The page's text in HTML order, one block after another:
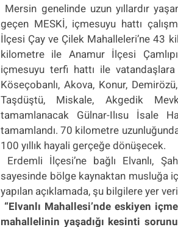
Mersin genelinde uzun yıllardır
geçen MESKİ, içmesuyu hattı
İlçesi Çay ve Çilek Mahalleleri’ne 43
kilometre ile Anamur İlçesi
içmesuyu terfi hattı ile
Köseçobanlı, Akova, Konur,
Taşdüştü, Miskale, Akgedik
tamamlanacak Gülnar-Ilısu İsale
tamamlandı. 70 kilometre
100 yıllık hayali gerçeğe dönüşecek.
Erdemli İlçesi’ne bağlı Elvanlı,
sayesinde bölge kaynaktan musluğa
yapılan açıklamada, şu bilgilere yer
“Elvanlı Mahallesi’nde eskiyen
mahallelinin yaşadığı kesinti